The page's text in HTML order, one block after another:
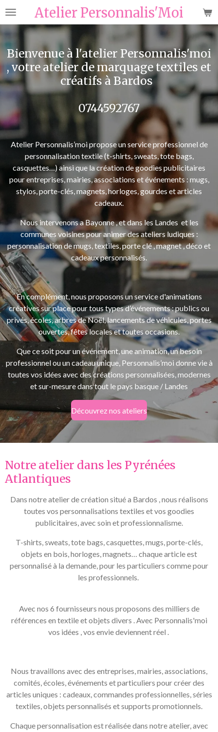
Passer
contenu
Atelier Personnalis'Moi
Bienvenue à l'atelier Personnalis'moi
, votre atelier de marquage textiles et
créatifs à Bardos
0744592767
Atelier Personnalis’moi propose unservice professionnel de
personnalisation textile (t-shirts, sweats, tote bags,
casquettes…) ainsi que la création de goodies publicitaires
pour entreprises, mairies, associations et événements : mugs,
stylos, porte-clés, magnets, horloges, gourdes et articles
cadeaux.
Nous intervenons a Bayonne , et dans les Landes et les
communes voisines pour animer des ateliers ludiques :
personnalisation de mugs, textiles, porte clé , magnet , déco et
cadeaux personnalisés.
En complément, nous proposons un service d'animations
créatives sur place pour tous types d’événements : publics ou
privés, écoles, arbres de Noël, lancements de véhicules, portes
ouvertes, fêtes locales et toutes occasions.
Que ce soit pour un événement, une animation, un besoin
professionnel ou un cadeau unique, Personnalis’moi donne vie à
toutes vos idées avec des créations personnalisées, modernes
et sur-mesure dans tout le pays basque / Landes
Découvrez nos ateliers
Notre atelier dans les Pyrénées
Atlantiques
Dans notre atelier de création situé a Bardos , nous réalisons
toutes vos personnalisations textiles et vos goodies
publicitaires, avec soin et professionnalisme.
T-shirts, sweats, tote bags, casquettes, mugs, porte-clés,
objets en bois, horloges, magnets… chaque article est
personnalisé à la demande, pour les particuliers comme pour
les professionnels.
Avec nos 6 fournisseurs nous proposons des milliers de
références en textile et objets divers . Avec Personnalis'moi
vos idées , vos envie deviennent réel .
Nous travaillons avec des entreprises, mairies, associations,
comités, écoles, événements et particuliers pour créer des
articles uniques : cadeaux, commandes professionnelles, séries
textiles, objets personnalisés et supports promotionnels.
Chaque personnalisation est réalisée dans notre atelier, avec